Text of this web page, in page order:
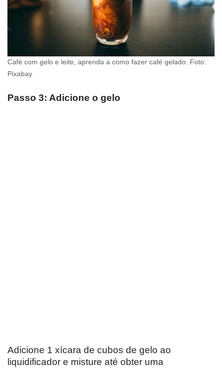
Café com gelo e leite, aprenda a como fazer café gelado. Foto:
Pixabay
Passo 3: Adicione o gelo
Adicione 1 xícara de cubos de gelo ao
liquidificador e misture até obter uma